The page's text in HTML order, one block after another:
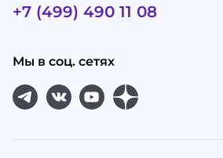
+7 (499) 490 11 08
Мы в соц. сетях